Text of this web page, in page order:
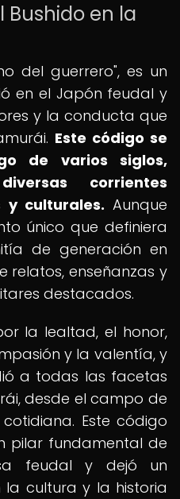
Bushido en la
del guerrero", es un
en el Japón feudal y
y la conducta que
Este código se
de varios siglos,
corrientes
y culturales. Aunque
único que definiera
de generación en
relatos, enseñanzas y
destacados.
la lealtad, el honor,
y la valentía, y
a todas las facetas
desde el campo de
Este código
pilar fundamental de
feudal y dejó un
cultura y la historia